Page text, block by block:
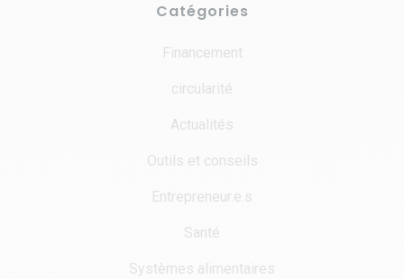
Catégories
Financement
circularité
Actualités
Outils et conseils
Entrepreneur.e.s
Santé
Systèmes alimentaires